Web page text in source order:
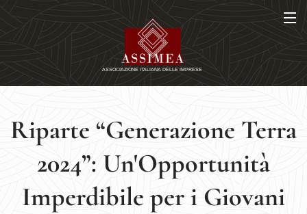
Riparte “Generazione Terra
2024”: Un'Opportunità
Imperdibile per i Giovani